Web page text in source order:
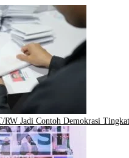
Jadi Contoh Demokrasi